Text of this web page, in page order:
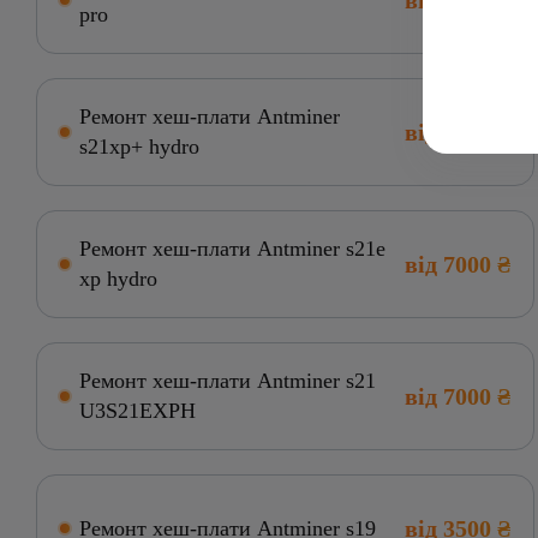
pro
Ремонт хеш-плати Antminer
s21xp+ hydro
від 7000 ₴
Ремонт хеш-плати Antminer s21e
xp hydro
від 7000 ₴
Ремонт хеш-плати Antminer s21
U3S21EXPH
від 7000 ₴
Ремонт хеш-плати Antminer s19 від 3500 ₴